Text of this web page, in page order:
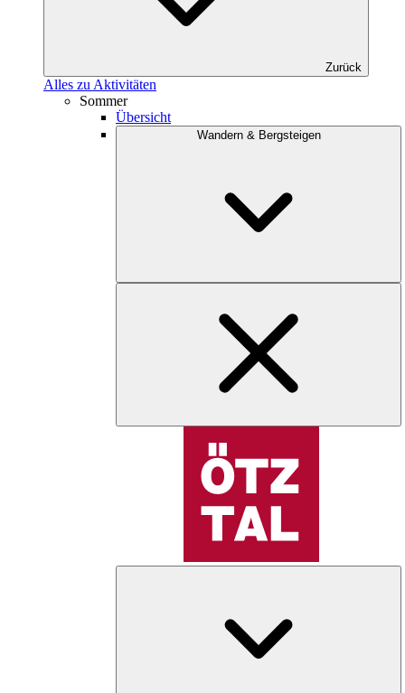
Zurück
Alles zu Aktivitäten
Sommer
Übersicht
Wandern & Bergsteigen